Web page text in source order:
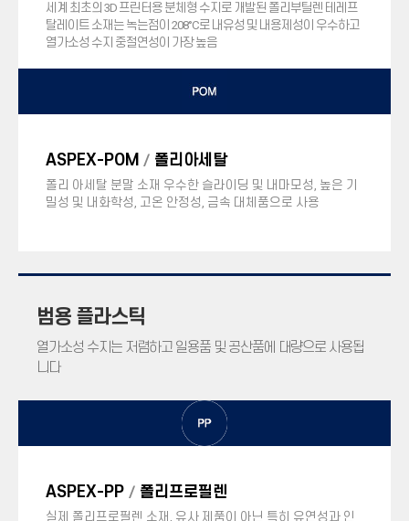
세계 최초의 3D 프린터용 분체형 수지로 개발된 폴리부틸렌 테레프
탈레이트 소재는 녹는점이 208°C로 내유성 및 내용제성이 우수하고
열가소성 수지 중절연성이 가장 높음
ASPEX-POM / 폴리아세탈
폴리 아세탈 분말 소재 우수한 슬라이딩 및 내마모성, 높은 기
밀성 및 내화학성, 고온 안정성, 금속 대체품으로 사용
범용 플라스틱
열가소성 수지는 저렴하고 일용품 및 공산품에 대량으로 사용됩
니다
ASPEX-PP / 폴리프로필렌
실제 폴리프로필렌 소재, 유사 제품이 아닌 특히 유연성과 인